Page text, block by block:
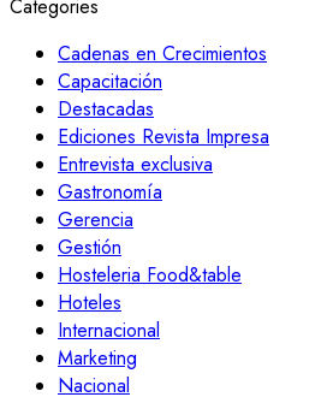
Categories
Cadenas en Crecimientos
Capacitación
Destacadas
Ediciones Revista Impresa
Entrevista exclusiva
Gastronomía
Gerencia
Gestión
Hosteleria Food&table
Hoteles
Internacional
Marketing
Nacional